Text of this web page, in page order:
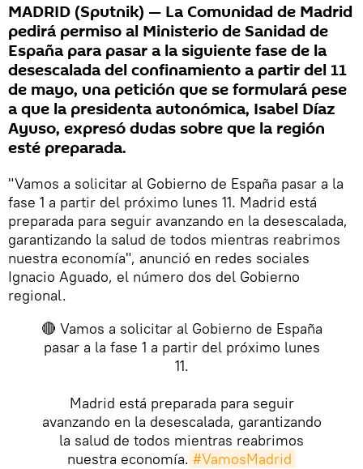
MADRID (Sputnik) — La Comunidad de Madrid
pedirá permiso al Ministerio de Sanidad de
España para pasar a la siguiente fase de la
desescalada del confinamiento a partir del 11
de mayo, una petición que se formulará pese
a que la presidenta autonómica, Isabel Díaz
Ayuso, expresó dudas sobre que la región
esté preparada.
"Vamos a solicitar al Gobierno de España pasar a la
fase 1 a partir del próximo lunes 11. Madrid está
preparada para seguir avanzando en la desescalada,
garantizando la salud de todos mientras reabrimos
nuestra economía", anunció en redes sociales
Ignacio Aguado, el número dos del Gobierno
regional.
🔴 Vamos a solicitar al Gobierno de España
pasar a la fase 1 a partir del próximo lunes
11.
Madrid está preparada para seguir
avanzando en la desescalada, garantizando
la salud de todos mientras reabrimos
nuestra economía. #VamosMadrid